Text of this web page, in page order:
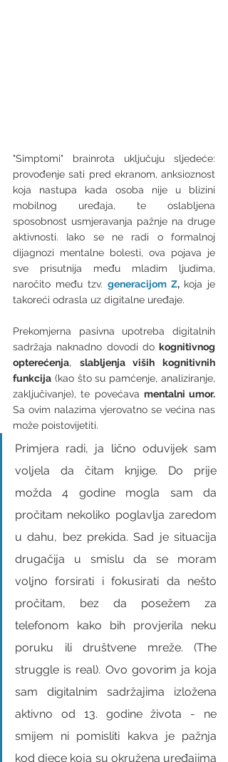
"Simptomi" brainrota uključuju sljedeće:
provođenje sati pred ekranom, anksioznost
koja nastupa kada osoba nije u blizini
mobilnog uređaja, te oslabljena
sposobnost usmjeravanja pažnje na druge
aktivnosti. Iako se ne radi o formalnoj
dijagnozi mentalne bolesti, ova pojava je
sve prisutnija među mladim ljudima,
naročito među tzv. generacijom Z, koja je
takoreći odrasla uz digitalne uređaje.
Prekomjerna pasivna upotreba digitalnih
sadržaja naknadno dovodi do kognitivnog
opterećenja, slabljenja viših kognitivnih
funkcija (kao što su pamćenje, analiziranje,
zaključivanje), te povećava mentalni umor.
Sa ovim nalazima vjerovatno se većina nas
može poistovijetiti.
Primjera radi, ja lično oduvijek sam
voljela da čitam knjige. Do prije
možda 4 godine mogla sam da
pročitam nekoliko poglavlja zaredom
u dahu, bez prekida. Sad je situacija
drugačija u smislu da se moram
voljno forsirati i fokusirati da nešto
pročitam, bez da posežem za
telefonom kako bih provjerila neku
poruku ili društvene mreže. (The
struggle is real). Ovo govorim ja koja
sam digitalnim sadržajima izložena
aktivno od 13. godine života - ne
smijem ni pomisliti kakva je pažnja
kod djece koja su okružena uređajima